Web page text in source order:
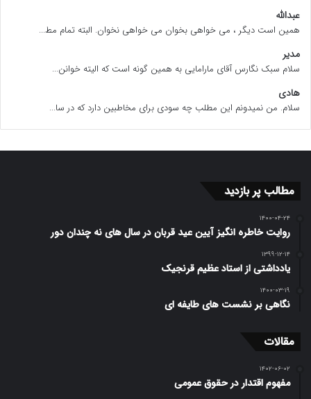
عبدالله
همین است دیگر ، می خواهی بخوان می خواهی نخوان. البته تمام مط...
مدیر
سلام سبک نگارس آقای مارامایی به همین گونه است که الیته خوانن...
هادی
سلام. من نمیدونم این مطلب چه سودی برای مخاطبین دارد که در سا...
مطالب پر بازدید
۱۴۰۰-۰۴-۲۴
روایت خاطره انگیز آیین عید قربان در سال های نه چندان دور
۱۳۹۹-۱۲-۱۴
یادداشتی از استاد عظیم قرنجیک
۱۴۰۰-۰۳-۱۹
نگاهی بر نشست های طایفه ای
مقالات
۱۴۰۲-۰۶-۰۲
مفهوم اقتدار در حقوق عمومی